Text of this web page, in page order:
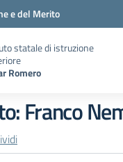
e del Merito
statale di istruzione
Romero
Franco